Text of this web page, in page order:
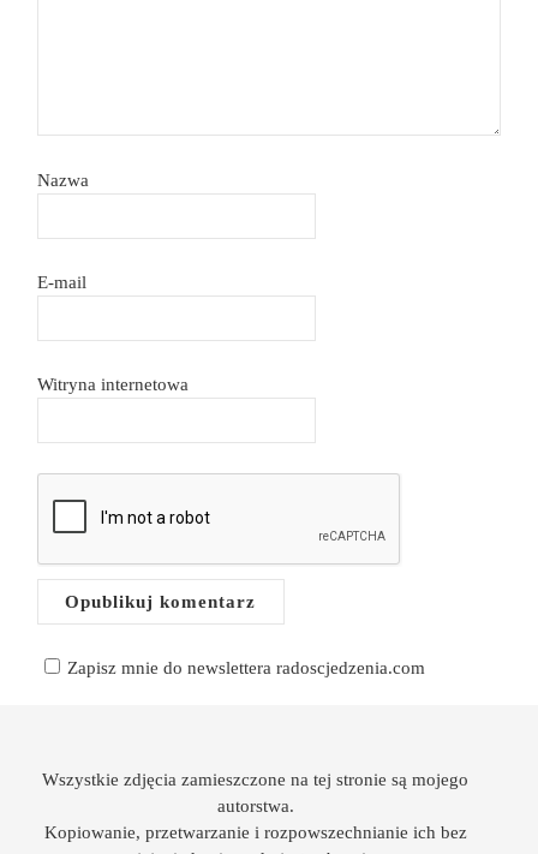
Nazwa
E-mail
Witryna internetowa
Zapisz mnie do newslettera radoscjedzenia.com
Wszystkie zdjęcia zamieszczone na tej stronie są mojego
autorstwa.
Kopiowanie, przetwarzanie i rozpowszechnianie ich bez